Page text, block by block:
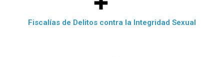
Fiscalías de Delitos contra la Integridad Sexual